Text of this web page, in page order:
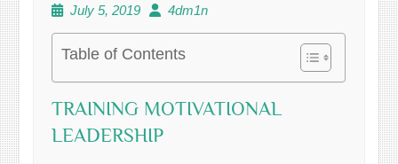
July 5, 2019 4dm1n
Table of Contents
TRAINING MOTIVATIONAL
LEADERSHIP